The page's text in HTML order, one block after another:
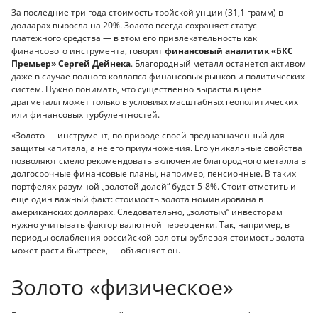
За последние три года стоимость тройской унции (31,1 грамм) в
долларах выросла на 20%. Золото всегда сохраняет статус
платежного средства — в этом его привлекательность как
финансового инструмента, говоритфинансовый аналитик «БКС
Премьер» Сергей Дейнека. Благородный металл останется активом
даже в случае полного коллапса финансовых рынков и политических
систем. Нужно понимать, что существенно вырасти в цене
драгметалл может только в условиях масштабных геополитических
или финансовых турбулентностей.
«Золото — инструмент, по природе своей предназначенный для
защиты капитала, а не его приумножения. Его уникальные свойства
позволяют смело рекомендовать включение благородного металла в
долгосрочные финансовые планы, например, пенсионные. В таких
портфелях разумной „золотой долей“ будет 5-8%. Стоит отметить и
еще один важный факт: стоимость золота номинирована в
американских долларах. Следовательно, „золотым“ инвесторам
нужно учитывать фактор валютной переоценки. Так, например, в
периоды ослабления российской валюты рублевая стоимость золота
может расти быстрее», — объясняет он.
Золото «физическое»